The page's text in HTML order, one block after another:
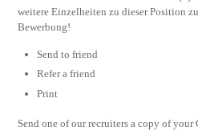
weitere Einzelheiten zu dieser Position
Bewerbung!
Send to friend
Refer a friend
Print
Send one of our recruiters a copy of your